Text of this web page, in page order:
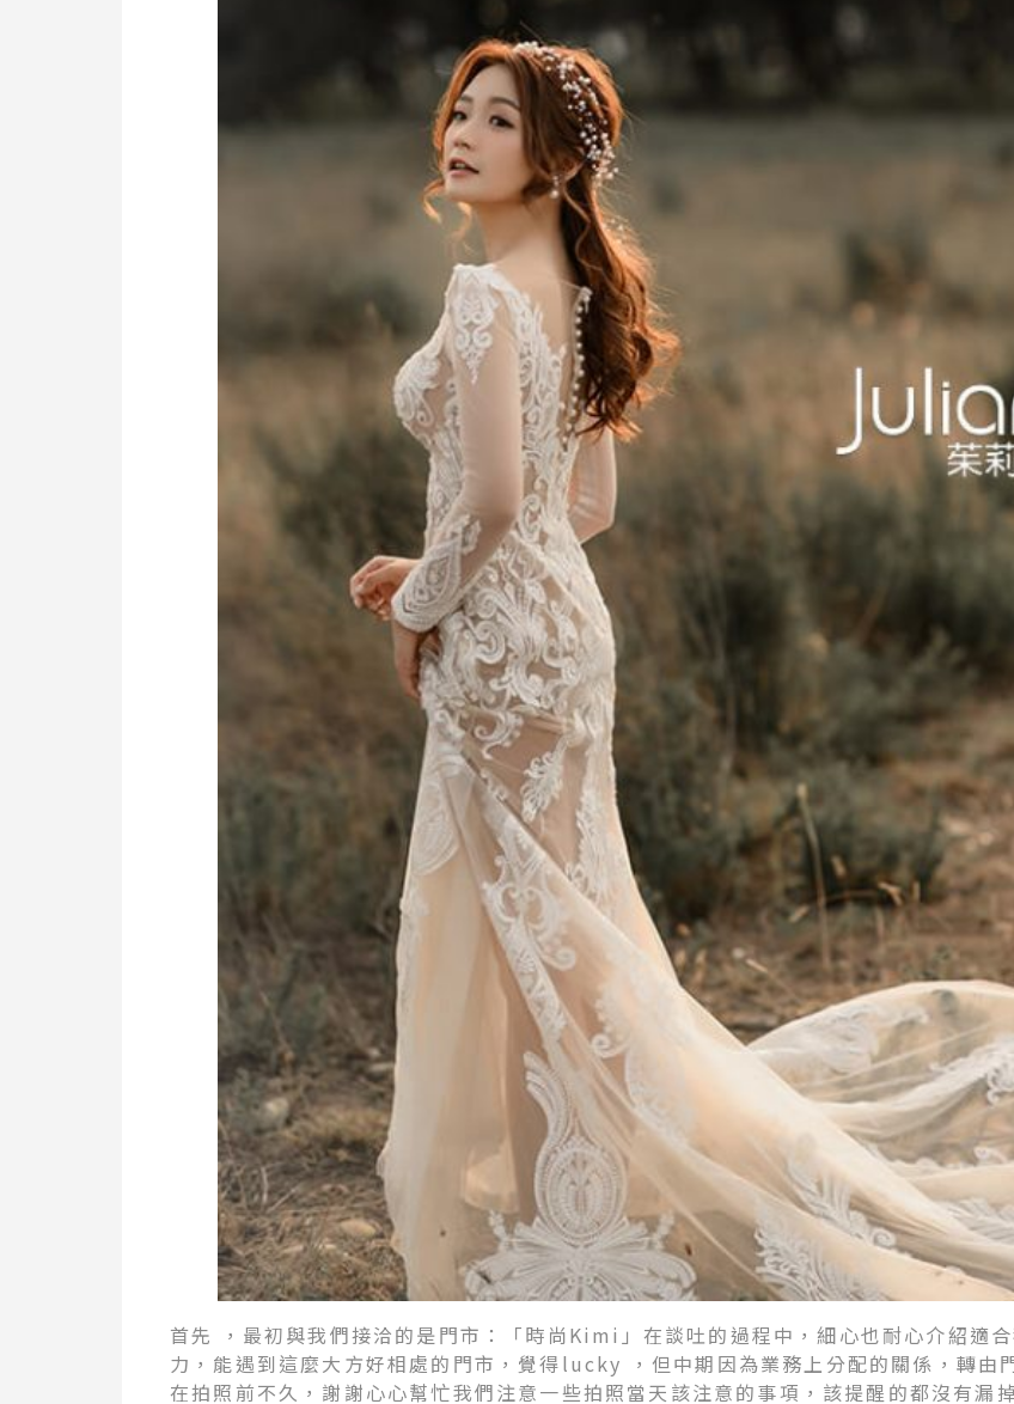
首先 ，最初與我們接洽的是門市：「時尚Kimi」在談吐的過程中，細心也耐心介紹適
力，能遇到這麼大方好相處的門市，覺得lucky ，但中期因為業務上分配的關係，轉由
在拍照前不久，謝謝心心幫忙我們注意一些拍照當天該注意的事項，該提醒的都沒有